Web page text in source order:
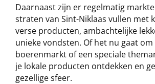
Daarnaast zijn er regelmatig
straten van Sint-Niklaas vullen met
verse producten, ambachtelijke
unieke vondsten. Of het nu gaat om
boerenmarkt of een speciale
je lokale producten ontdekken en
gezellige sfeer.